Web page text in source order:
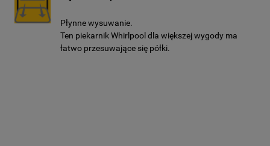
Płynne wysuwanie.
Ten piekarnik Whirlpool dla większej wygody ma
łatwo przesuwające się półki.